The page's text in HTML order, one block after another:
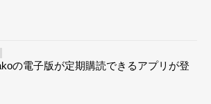
の電子版が定期購読できるアプリが登